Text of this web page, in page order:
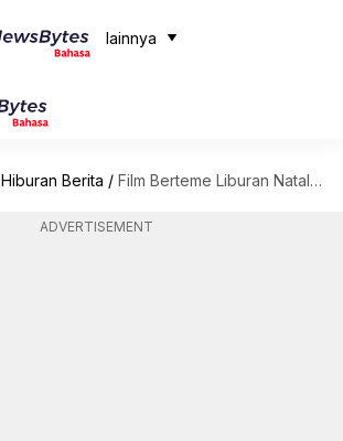
lainnya
Hiburan Berita / Film Berteme Liburan Natal Terbaik Di HBO Max
ADVERTISEMENT